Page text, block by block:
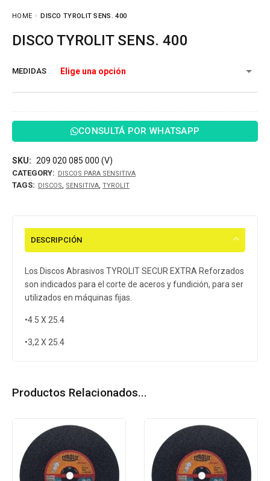
HOME DISCO TYROLIT SENS. 400
DISCO TYROLIT SENS. 400
MEDIDAS
CONSULTÁ POR WHATSAPP
SKU: 209 020 085 000 (V)
CATEGORY: DISCOS PARA SENSITIVA
TAGS: DISCOS, SENSITIVA, TYROLIT
DESCRIPCIÓN
Los Discos Abrasivos TYROLIT SECUR EXTRA Reforzados
son indicados para el corte de aceros y fundición, para ser
utilizados en máquinas fijas.
•4.5 X 25.4
•3,2 X 25.4
Productos Relacionados...